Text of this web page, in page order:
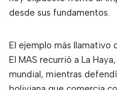
desde sus fundamentos.
El ejemplo más llamativo
El MAS recurrió a La
mundial, mientras